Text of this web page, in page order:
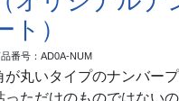
ト）
番号：AD0A-NUM
が丸いタイプのナンバー
っただけのものではない